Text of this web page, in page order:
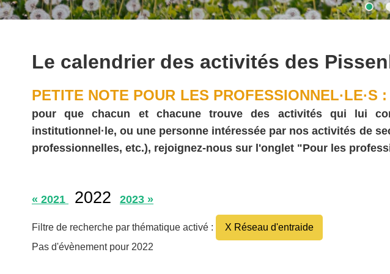
Le calendrier des activités des
PETITE NOTE POUR LES PROFESSIONNEL·LE·S :
pour que chacun et chacune trouve des activités qui lui
institutionnel·le, ou une personne intéressée par nos activités de
professionnelles, etc.), rejoignez-nous sur l'onglet "Pour les
« 2021 2022 2023 »
Filtre de recherche par thématique activé :
X Réseau d'entraide
Pas d'évènement pour 2022